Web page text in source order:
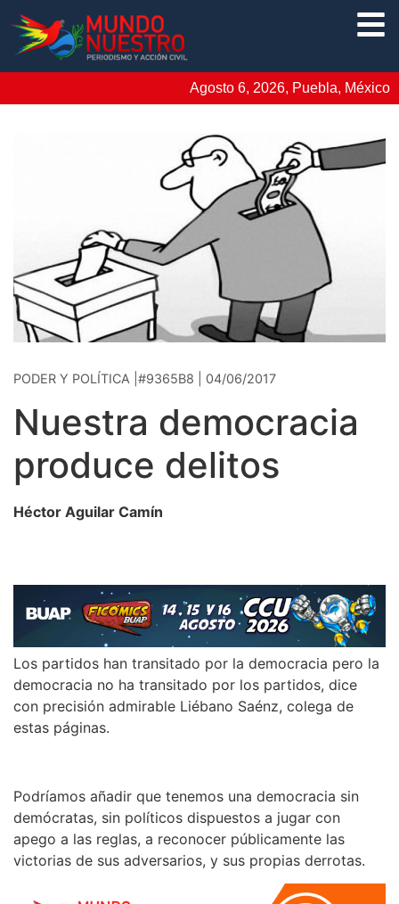
Agosto 6, 2026, Puebla, México
PODER Y POLÍTICA |#9365B8 | 04/06/2017
Nuestra democracia
produce delitos
Héctor Aguilar Camín
Los partidos han transitado por la democracia pero la
democracia no ha transitado por los partidos, dice
con precisión admirable Liébano Saénz, colega de
estas páginas.
Podríamos añadir que tenemos una democracia sin
demócratas, sin políticos dispuestos a jugar con
apego a las reglas, a reconocer públicamente las
victorias de sus adversarios, y sus propias derrotas.